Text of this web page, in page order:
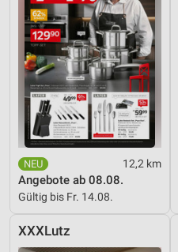
12,2 km
Angebote ab 08.08.
Gültig bis Fr. 14.08.
XXXLutz